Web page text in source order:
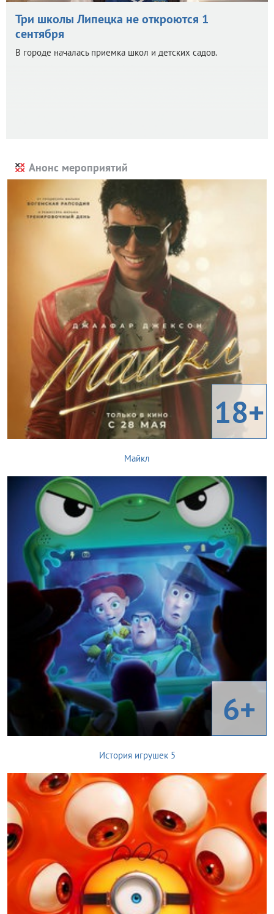
Три школы Липецка не откроются 1
сентября
В городе началась приемка школ и детских садов.
Анонс мероприятий
18+
Майкл
6+
История игрушек 5